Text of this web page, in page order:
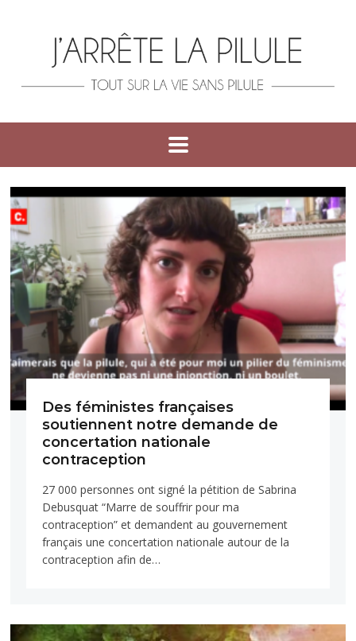
Des féministes françaises
soutiennent notre demande de
concertation nationale
contraception
27 000 personnes ont signé la pétition de Sabrina
Debusquat “Marre de souffrir pour ma
contraception” et demandent au gouvernement
français une concertation nationale autour de la
contraception afin de…